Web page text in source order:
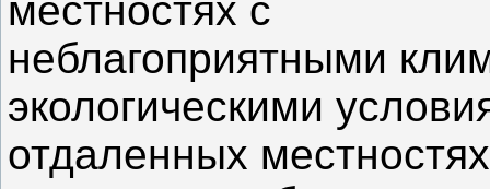
местностях с
неблагоприятными
экологическими
отдаленных